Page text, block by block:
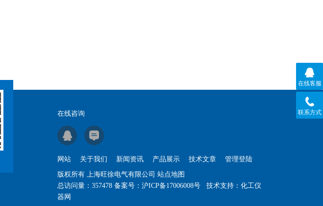
在线咨询
网站 关于我们 新闻资讯 产品展示 技术文章 管理登陆
版权所有 上海旺徐电气有限公司 站点地图
总访问量： 357478 备案号： 沪ICP备17006008号 技术支持： 化工仪
器网
在线客服
联系方式